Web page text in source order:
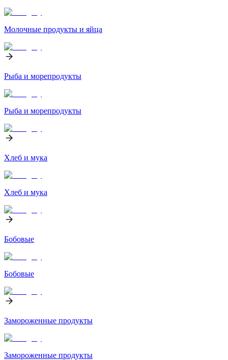
Молочные продукты и яйца
Рыба и морепродукты
Рыба и морепродукты
Хлеб и мука
Хлеб и мука
Бобовые
Бобовые
Замороженные продукты
Замороженные продукты